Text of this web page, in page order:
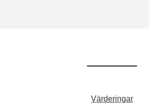
Värderingar